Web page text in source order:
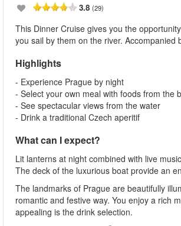
3.8 (29)
This Dinner Cruise gives you the
you sail by them on the river.
Highlights
- Experience Prague by night
- Select your own meal with foods from the
- See spectacular views from the water
- Drink a traditional Czech aperitif
What can I expect?
Lit lanterns at night combined with live
The deck of the luxurious boat provide an
The landmarks of Prague are beautifully
romantic and festive way. You enjoy a rich
appealing is the drink selection.